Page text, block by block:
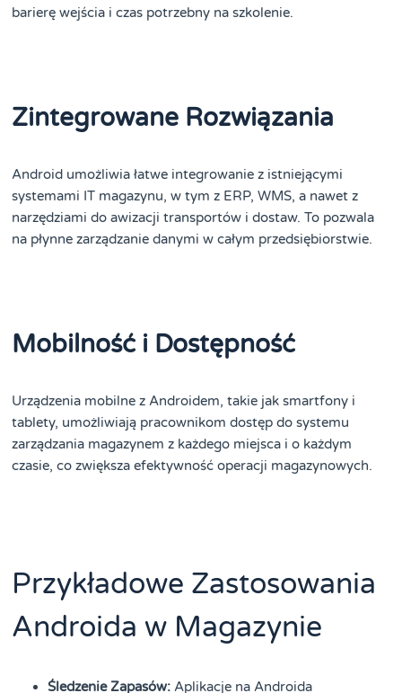
barierę wejścia i czas potrzebny na szkolenie.
Zintegrowane Rozwiązania
Android umożliwia łatwe integrowanie z istniejącymi
systemami IT magazynu, w tym z ERP, WMS, a nawet z
narzędziami do awizacji transportów i dostaw. To pozwala
na płynne zarządzanie danymi w całym przedsiębiorstwie.
Mobilność i Dostępność
Urządzenia mobilne z Androidem, takie jak smartfony i
tablety, umożliwiają pracownikom dostęp do systemu
zarządzania magazynem z każdego miejsca i o każdym
czasie, co zwiększa efektywność operacji magazynowych.
Przykładowe Zastosowania
Androida w Magazynie
Śledzenie Zapasów: Aplikacje na Androida